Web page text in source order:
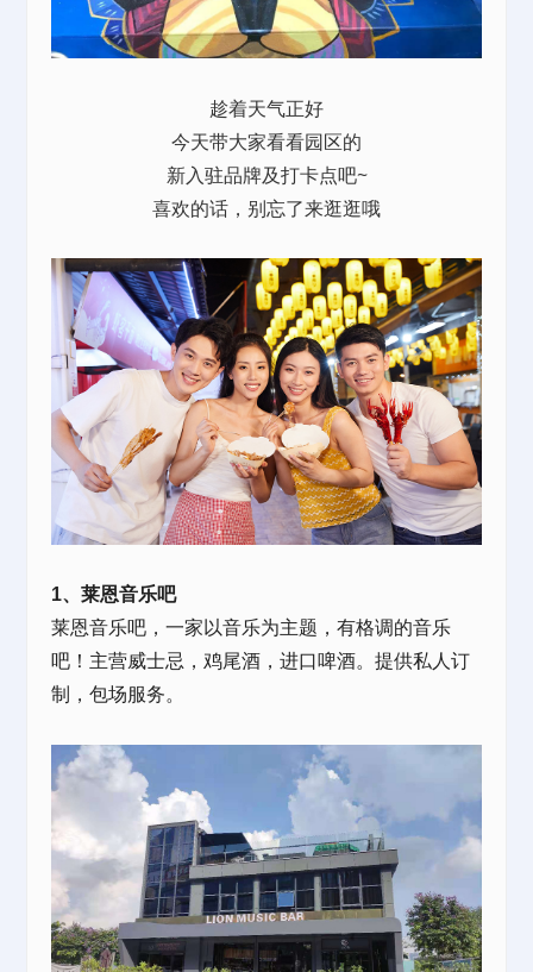
趁着天气正好
今天带大家看看园区的
新入驻品牌及打卡点吧~
喜欢的话，别忘了来逛逛哦
1、莱恩音乐吧
莱恩音乐吧，一家以音乐为主题，有格调的音乐
吧！主营威士忌，鸡尾酒，进口啤酒。提供私人订
制，包场服务。